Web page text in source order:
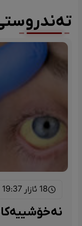
18 ئازار 19:37